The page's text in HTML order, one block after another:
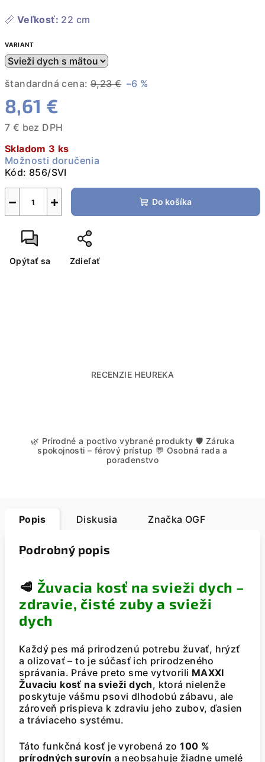
📏 Veľkosť: 22 cm
VARIANT
štandardná cena: 9,23 € –6 %
8,61 €
7 € bez DPH
cena:
Skladom 3 ks
Možnosti doručenia
Kód: 856/SVI
+
− Do košíka
Opýtať sa Zdieľať
RECENZIE HEUREKA
🌿 Prírodné a poctivo vybrané produkty 🛡️ Záruka
spokojnosti – férový prístup 💬 Osobná rada a
poradenstvo
Popis Diskusia Značka OGF
Podrobný popis
🥩 Žuvacia kosť na svieži dych –
zdravie, čisté zuby a svieži
dych
Každý pes má prirodzenú potrebu žuvať, hrýzť
a olizovať – to je súčasť ich prirodzeného
správania. Práve preto sme vytvorili MAXXI
Žuvaciu kosť na svieži dych, ktorá nielenže
poskytuje vášmu psovi dlhodobú zábavu, ale
zároveň prispieva k zdraviu jeho zubov, ďasien
a tráviaceho systému.
Táto funkčná kosť je vyrobená zo100 %
prírodných surovín a neobsahuje žiadne umelé